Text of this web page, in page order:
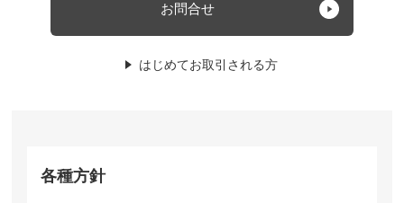
お問合せ
はじめてお取引される方
各種方針